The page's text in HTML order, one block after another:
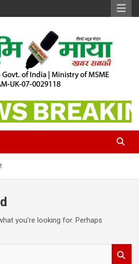
Maya
you’re looking for. Perhaps